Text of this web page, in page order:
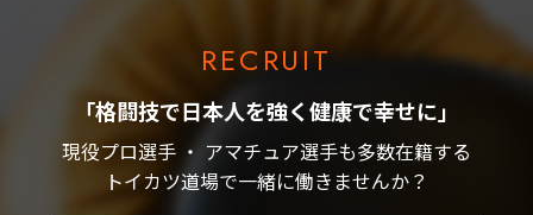
RECRUIT
「格闘技で日本人を強く健康で幸せに」
現役プロ選手 ・ アマチュア選手も多数在籍する
トイカツ道場で一緒に働きませんか？